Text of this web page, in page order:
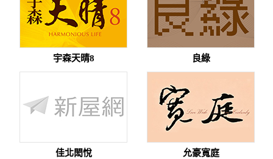
宇森天晴8 良綠
佳北閎悅 允豪寬庭